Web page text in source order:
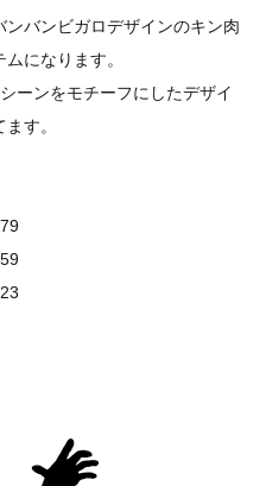
バンビガロデザインのキン肉
になります。
ーンをモチーフにしたデザイ
す。